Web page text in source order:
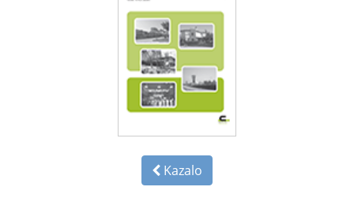
Kazalo